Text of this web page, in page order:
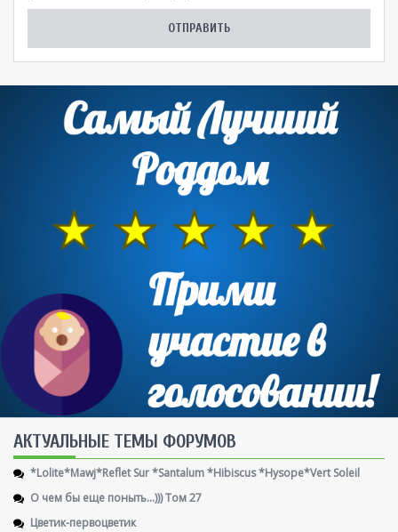
AКТУАЛЬНЫЕ ТЕМЫ ФОРУМОВ
*Lolite*Mawj*Reflet Sur *Santalum *Hibiscus *Hysope*Vert Soleil
О чем бы еще поныть...))) Том 27
Цветик-первоцветик